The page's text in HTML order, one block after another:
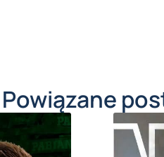
Powiązane